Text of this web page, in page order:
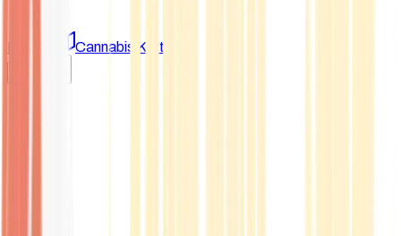
Marken Cannabis Karte